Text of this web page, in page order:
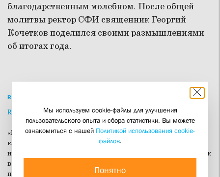
благодарственным молебном. После общей
молитвы ректор СФИ священник Георгий
Кочетков поделился своими размышлениями
об итогах года.
READ THIS IN ENGLISH
Read in English
«Господь меняет саму почву нашей жизни, из абсолютно
каменистой пустыни делает ее плодородной, – поделился
наблюдениями отец Георгий. – В этом году мы увидели, как
в разных городах и церковных структурах вдруг стали
появляться не только отдельные люди, но и целые круги и
Мы используем cookie-файлы для улучшения
пользовательского опыта и сбора статистики. Вы можете
ознакомиться с нашей Политикой использования cookie-
файлов.
Понятно